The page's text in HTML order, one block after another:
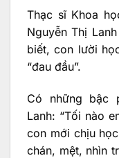
Thạc sĩ Khoa
Nguyễn Thị
biết, con lười
“đau đầu”.
Có những bậc
Lanh: “Tối nào
con mới chịu
chán, mệt, nhìn